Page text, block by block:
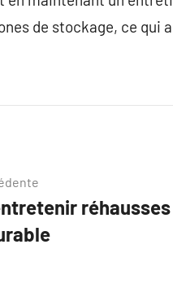
de stockage, ce qui